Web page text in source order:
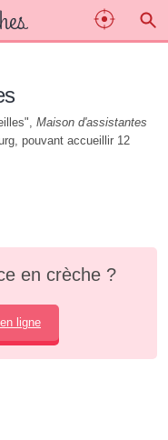
Maison d'assistantes
pouvant accueillir 12
en crèche ?
ligne